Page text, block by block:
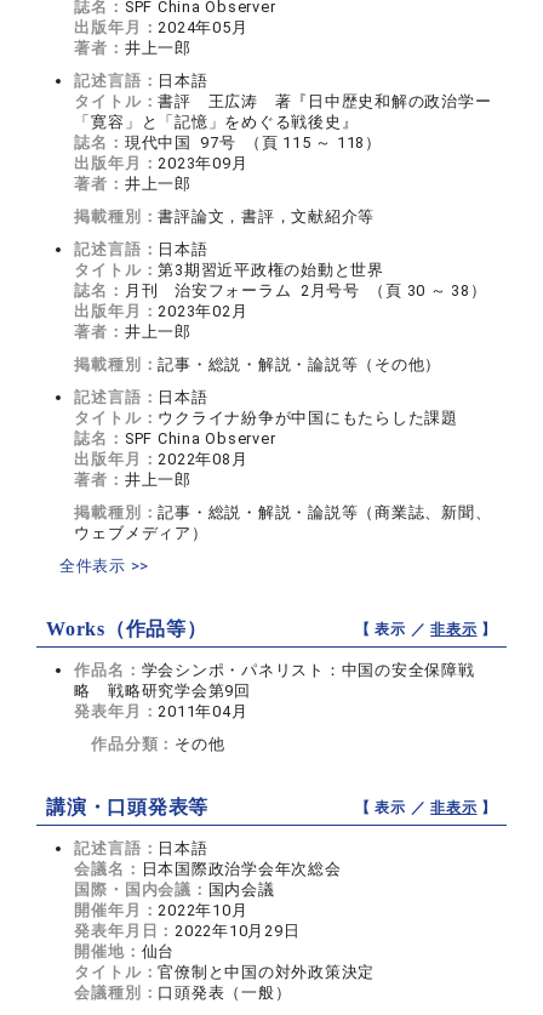
誌名： SPF China Observer
出版年月：2024年05月
著者： 井上一郎
記述言語： 日本語
タイトル：書評 王広涛 著『日中歴史和解の政治学ー
「寛容」と「記憶」をめぐる戦後史』
誌名： 現代中国 97号 （頁 115 ～ 118）
出版年月：2023年09月
著者： 井上一郎
掲載種別：書評論文，書評，文献紹介等
記述言語： 日本語
タイトル：第3期習近平政権の始動と世界
誌名： 月刊 治安フォーラム 2月号号 （頁 30 ～ 38）
出版年月：2023年02月
著者： 井上一郎
掲載種別：記事・総説・解説・論説等（その他）
記述言語： 日本語
タイトル： ウクライナ紛争が中国にもたらした課題
誌名： SPF China Observer
出版年月：2022年08月
著者： 井上一郎
掲載種別：記事・総説・解説・論説等（商業誌、新聞、
ウェブメディア）
全件表示 >>
Works（作品等） 【 表示 ／非表示 】
作品名： 学会シンポ・パネリスト：中国の安全保障戦
略 戦略研究学会第9回
発表年月：2011年04月
作品分類： その他
講演・口頭発表等 【 表示 ／非表示 】
記述言語： 日本語
会議名： 日本国際政治学会年次総会
国際・国内会議： 国内会議
開催年月：2022年10月
発表年月日：2022年10月29日
開催地： 仙台
タイトル：官僚制と中国の対外政策決定
会議種別： 口頭発表（一般）